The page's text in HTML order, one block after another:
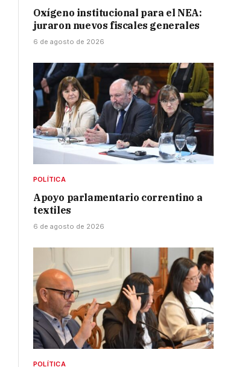
Oxígeno institucional para el NEA:
juraron nuevos fiscales generales
6 de agosto de 2026
POLÍTICA
Apoyo parlamentario correntino a
textiles
6 de agosto de 2026
POLÍTICA